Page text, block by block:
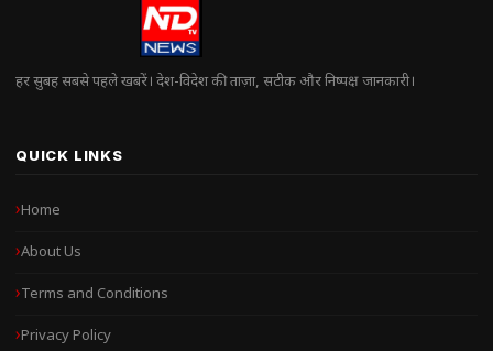
हर सुबह सबसे पहले खबरें। देश-विदेश की ताज़ा, सटीक और निष्पक्ष जानकारी।
QUICK LINKS
Home
About Us
Terms and Conditions
Privacy Policy